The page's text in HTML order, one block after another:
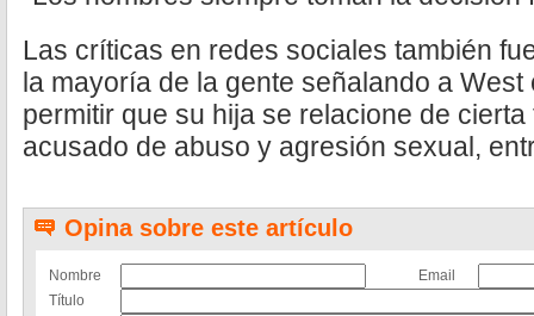
Las críticas en redes sociales también
la mayoría de la gente señalando a
permitir que su hija se relacione de
acusado de abuso y agresión sexual,
Opina sobre este artículo
Nombre
Email
Título